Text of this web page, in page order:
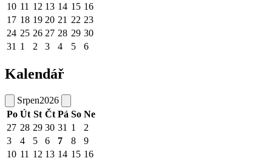
10 11 12 13 14 15 16
17 18 19 20 21 22 23
24 25 26 27 28 29 30
31 1 2 3 4 5 6
Kalendář
Srpen2026
Po Út St Čt Pá So Ne
27 28 29 30 31 1
2
3
4 5 6 7 8
9
10 11 12 13 14 15 16